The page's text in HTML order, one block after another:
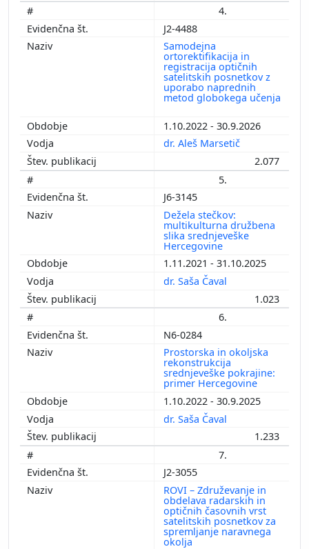
4.
J2-4488
Samodejna
ortorektifikacija in
registracija optičnih
satelitskih posnetkov z
uporabo naprednih
metod globokega učenja
1.10.2022 - 30.9.2026
dr. Aleš Marsetič
2.077
5.
J6-3145
Dežela stečkov:
multikulturna družbena
slika srednjeveške
Hercegovine
1.11.2021 - 31.10.2025
dr. Saša Čaval
1.023
6.
N6-0284
Prostorska in okoljska
rekonstrukcija
srednjeveške pokrajine:
primer Hercegovine
1.10.2022 - 30.9.2025
dr. Saša Čaval
1.233
7.
J2-3055
ROVI – Združevanje in
obdelava radarskih in
optičnih časovnih vrst
satelitskih posnetkov za
spremljanje naravnega
okolja